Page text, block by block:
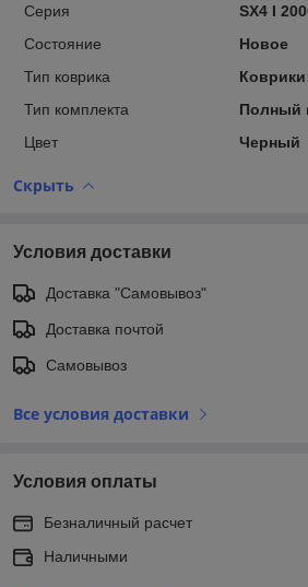
Серия
SX4 I
Состояние
Новое
Тип коврика
Тип комплекта
Полный
Цвет
Черный
Скрыть
Условия доставки
Доставка "Самовывоз"
Доставка почтой
Самовывоз
Все условия доставки
Условия оплаты
Безналичный расчет
Наличными